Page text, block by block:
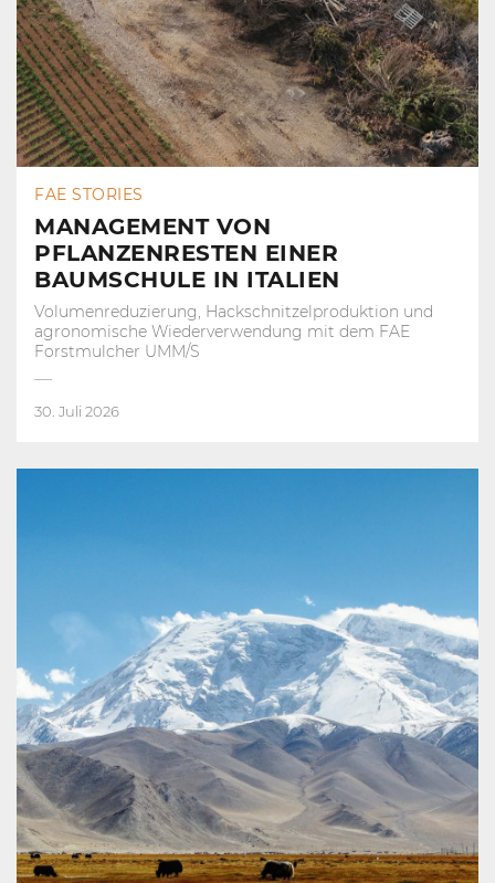
FAE STORIES
MANAGEMENT VON
PFLANZENRESTEN EINER
BAUMSCHULE IN ITALIEN
Volumenreduzierung, Hackschnitzelproduktion und
agronomische Wiederverwendung mit dem FAE
Forstmulcher UMM/S
30. Juli 2026